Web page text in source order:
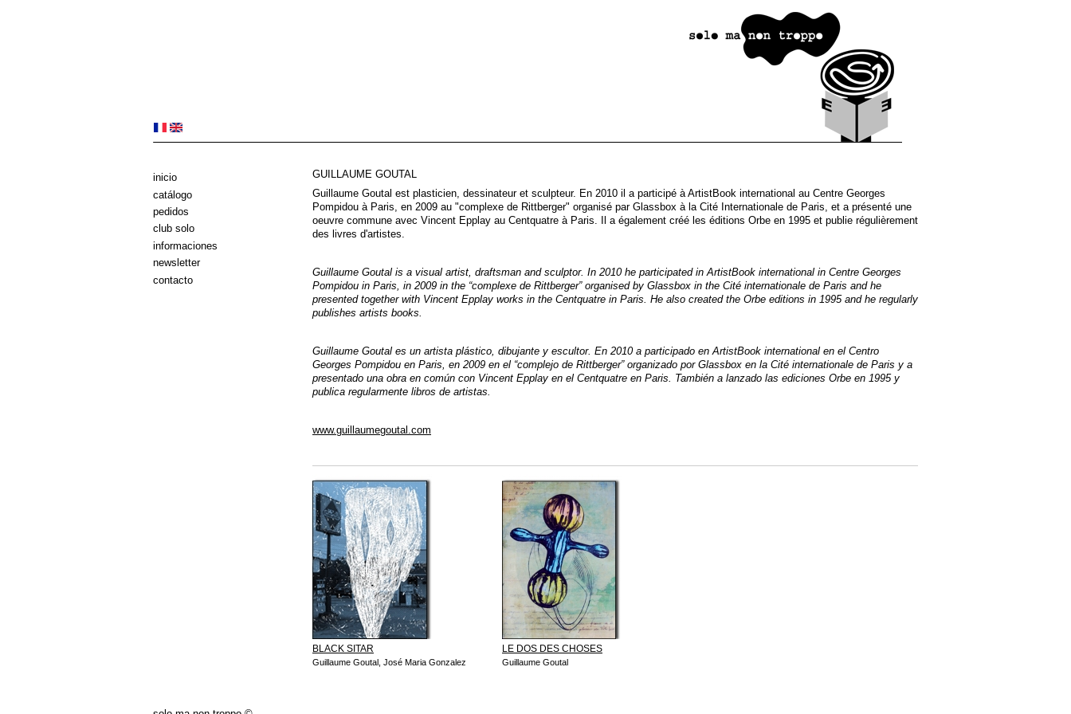
GUILLAUME GOUTAL
Guillaume Goutal est plasticien, dessinateur et sculpteur. En 2010 il a participé à ArtistBook international au Centre Georges
Pompidou à Paris, en 2009 au "complexe de Rittberger" organisé par Glassbox à la Cité Internationale de Paris, et a présenté une
oeuvre commune avec Vincent Epplay au Centquatre à Paris. Il a également créé les éditions Orbe en 1995 et publie régulièrement
des livres d'artistes.
Guillaume Goutal is a visual artist, draftsman and sculptor. In 2010 he participated in ArtistBook international in Centre Georges
Pompidou in Paris, in 2009 in the “complexe de Rittberger” organised by Glassbox in the Cité internationale de Paris and he
presented together with Vincent Epplay works in the Centquatre in Paris. He also created the Orbe editions in 1995 and he regularly
publishes artists books.
Guillaume Goutal es un artista plástico, dibujante y escultor. En 2010 a participado en ArtistBook international en el Centro
Georges Pompidou en Paris, en 2009 en el “complejo de Rittberger” organizado por Glassbox en la Cité internationale de Paris y a
presentado una obra en común con Vincent Epplay en el Centquatre en Paris. También a lanzado las ediciones Orbe en 1995 y
publica regularmente libros de artistas.
www.guillaumegoutal.com
BLACK SITAR
Guillaume Goutal, José Maria Gonzalez
LE DOS DES CHOSES
Guillaume Goutal
inicio
catálogo
pedidos
club solo
informaciones
newsletter
contacto